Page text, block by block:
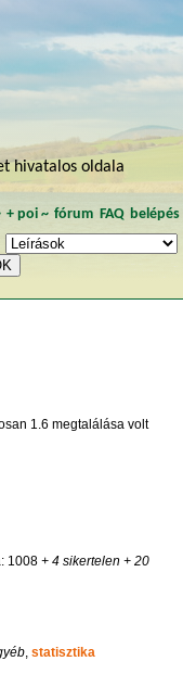
hivatalos oldala
+ poi~ fórum FAQ belépés
1.6 megtalálása volt
1008 + 4 sikertelen + 20
,statisztika